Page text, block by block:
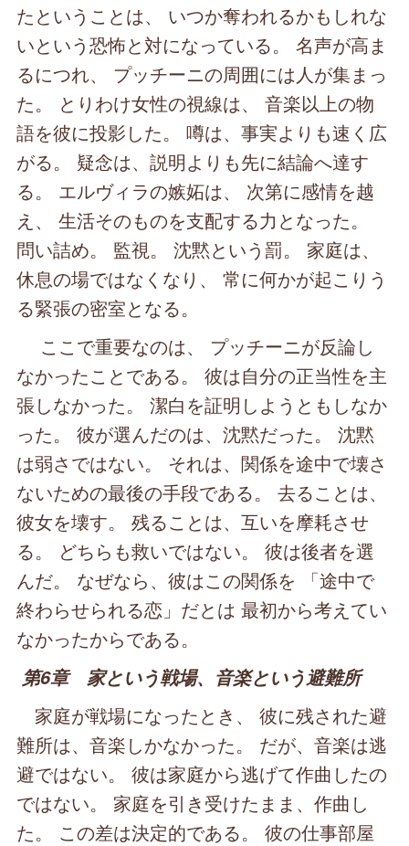
たということは、 いつか奪われるかもしれな
いという恐怖と対になっている。 名声が高ま
るにつれ、 プッチーニの周囲には人が集まっ
た。 とりわけ女性の視線は、 音楽以上の物
語を彼に投影した。 噂は、事実よりも速く広
がる。 疑念は、説明よりも先に結論へ達す
る。 エルヴィラの嫉妬は、 次第に感情を越
え、 生活そのものを支配する力となった。
問い詰め。 監視。 沈黙という罰。 家庭は、
休息の場ではなくなり、 常に何かが起こりう
る緊張の密室となる。
ここで重要なのは、 プッチーニが反論し
なかったことである。 彼は自分の正当性を主
張しなかった。 潔白を証明しようともしなか
った。 彼が選んだのは、沈黙だった。 沈黙
は弱さではない。 それは、関係を途中で壊さ
ないための最後の手段である。 去ることは、
彼女を壊す。 残ることは、互いを摩耗させ
る。 どちらも救いではない。 彼は後者を選
んだ。 なぜなら、彼はこの関係を 「途中で
終わらせられる恋」だとは 最初から考えてい
なかったからである。
第6章 家という戦場、音楽という避難所
家庭が戦場になったとき、 彼に残された避
難所は、音楽しかなかった。 だが、音楽は逃
避ではない。 彼は家庭から逃げて作曲したの
ではない。 家庭を引き受けたまま、作曲し
た。 この差は決定的である。 彼の仕事部屋